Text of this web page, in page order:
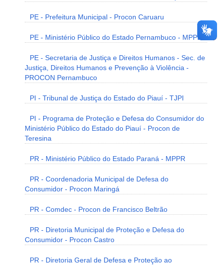
PE - Prefeitura Municipal - Procon Caruaru
PE - Ministério Público do Estado Pernambuco - MPPE
PE - Secretaria de Justiça e Direitos Humanos - Sec. de
Justiça, Direitos Humanos e Prevenção à Violência -
PROCON Pernambuco
PI - Tribunal de Justiça do Estado do Piauí - TJPI
PI - Programa de Proteção e Defesa do Consumidor do
Ministério Público do Estado do Piauí - Procon de
Teresina
PR - Ministério Público do Estado Paraná - MPPR
PR - Coordenadoria Municipal de Defesa do
Consumidor - Procon Maringá
PR - Comdec - Procon de Francisco Beltrão
PR - Diretoria Municipal de Proteção e Defesa do
Consumidor - Procon Castro
PR - Diretoria Geral de Defesa e Proteção ao